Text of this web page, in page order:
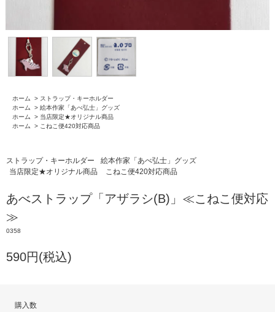
ホーム > ストラップ・キーホルダー
ホーム
> 絵本作家「あべ弘士」グッズ
ホーム
> 当店限定★オリジナル商品
ホーム
> こねこ便420対応商品
ストラップ・キーホルダー
絵本作家「あべ弘士」グッズ
当店限定★オリジナル商品
こねこ便420対応商品
あべストラップ「アザラシ(B)」≪こねこ便対応
≫
0358
590円(税込)
購入数